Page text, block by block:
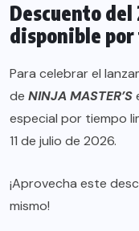
Descuento
disponible
Para celebrar el
de NINJA MASTER’S
especial por tiempo
11 de julio de 2026.
¡Aprovecha este
mismo!